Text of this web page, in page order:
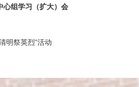
心组学习（扩大）会
明祭英烈”活动